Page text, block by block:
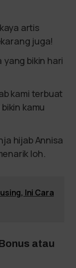
artis
juga!
yang bikin hari
kami terbuat
kamu
hijab Annisa
loh.
Ini Cara
atau